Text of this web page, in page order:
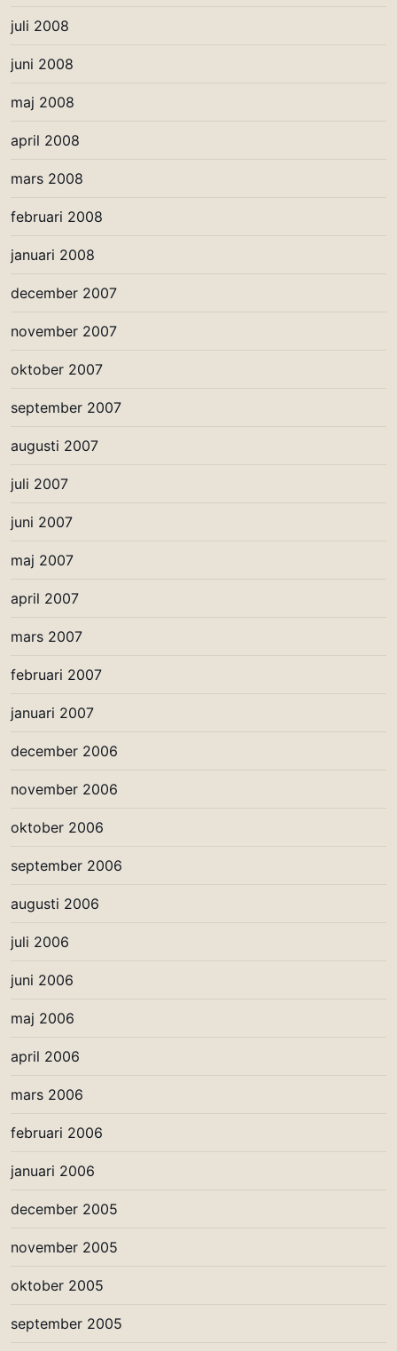
juli 2008
juni 2008
maj 2008
april 2008
mars 2008
februari 2008
januari 2008
december 2007
november 2007
oktober 2007
september 2007
augusti 2007
juli 2007
juni 2007
maj 2007
april 2007
mars 2007
februari 2007
januari 2007
december 2006
november 2006
oktober 2006
september 2006
augusti 2006
juli 2006
juni 2006
maj 2006
april 2006
mars 2006
februari 2006
januari 2006
december 2005
november 2005
oktober 2005
september 2005